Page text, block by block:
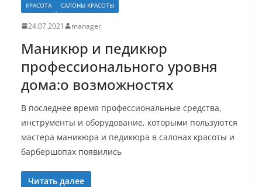
КРАСОТА САЛОНЫ КРАСОТЫ
24.07.2021 manager
Маникюр и педикюр
профессионального уровня
дома:о возможностях
В последнее время профессиональные средства,
инструменты и оборудование, которыми пользуются
мастера маникюра и педикюра в салонах красоты и
барбершопах появились
Читать далее